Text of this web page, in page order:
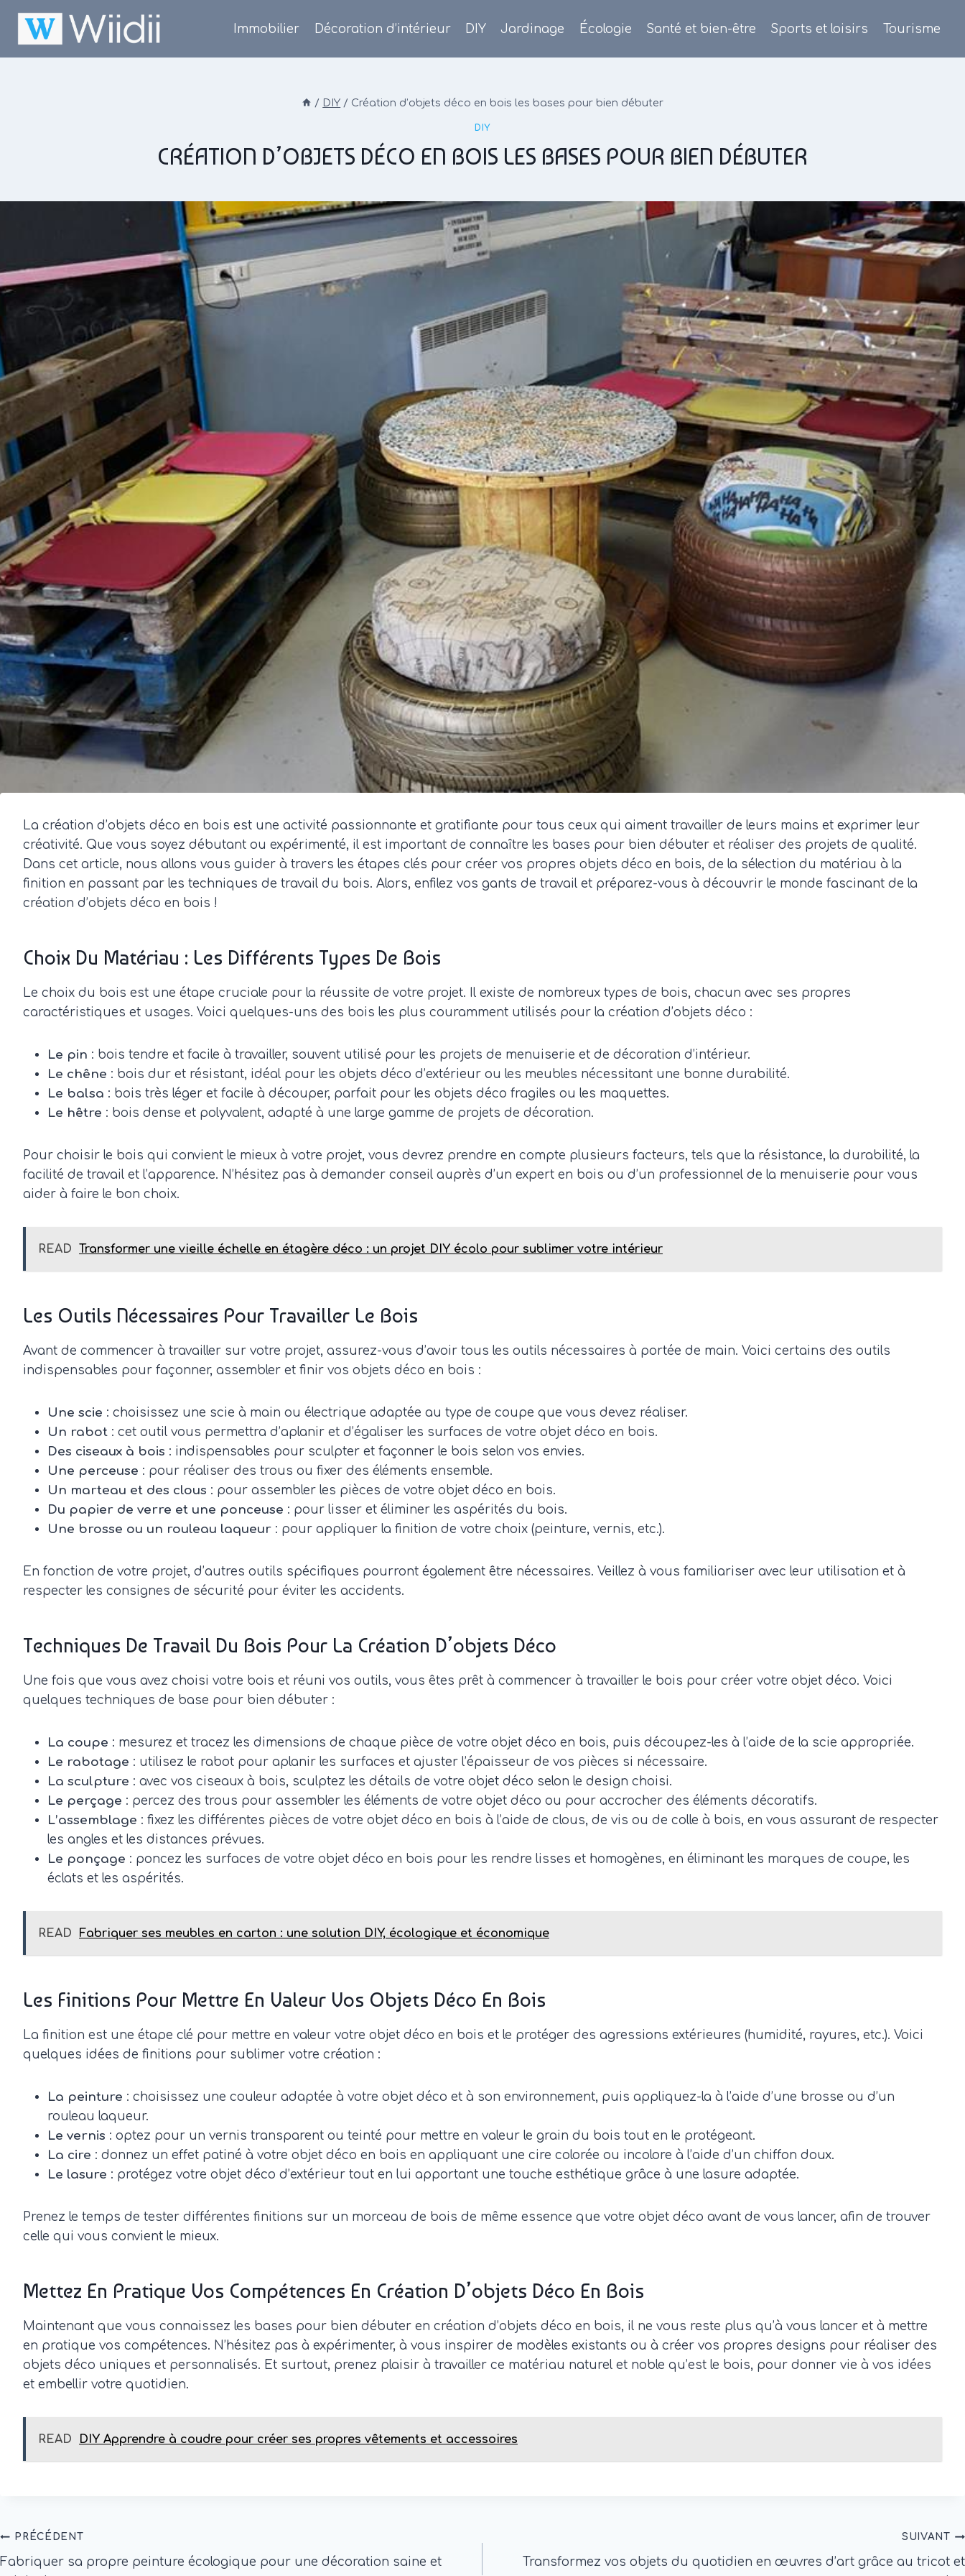
content
Immobilier Décoration d’intérieur DIY Jardinage Écologie Santé et bien-être Sports et loisirs Tourisme
/ DIY / Création d’objets déco en bois les bases pour bien débuter
DIY
CRÉATION D’OBJETS DÉCO EN BOIS LES BASES POUR BIEN DÉBUTER
La création d’objets déco en bois est une activité passionnante et gratifiante pour tous ceux qui aiment travailler de leurs mains et exprimer leur
créativité. Que vous soyez débutant ou expérimenté, il est important de connaître les bases pour bien débuter et réaliser des projets de qualité.
Dans cet article, nous allons vous guider à travers les étapes clés pour créer vos propres objets déco en bois, de la sélection du matériau à la
finition en passant par les techniques de travail du bois. Alors, enfilez vos gants de travail et préparez-vous à découvrir le monde fascinant de la
création d’objets déco en bois !
Choix Du Matériau : Les Différents Types De Bois
Le choix du bois est une étape cruciale pour la réussite de votre projet. Il existe de nombreux types de bois, chacun avec ses propres
caractéristiques et usages. Voici quelques-uns des bois les plus couramment utilisés pour la création d’objets déco :
Le pin : bois tendre et facile à travailler, souvent utilisé pour les projets de menuiserie et de décoration d’intérieur.
Le chêne : bois dur et résistant, idéal pour les objets déco d’extérieur ou les meubles nécessitant une bonne durabilité.
Le balsa : bois très léger et facile à découper, parfait pour les objets déco fragiles ou les maquettes.
Le hêtre : bois dense et polyvalent, adapté à une large gamme de projets de décoration.
Pour choisir le bois qui convient le mieux à votre projet, vous devrez prendre en compte plusieurs facteurs, tels que la résistance, la durabilité, la
facilité de travail et l’apparence. N’hésitez pas à demander conseil auprès d’un expert en bois ou d’un professionnel de la menuiserie pour vous
aider à faire le bon choix.
READ Transformer une vieille échelle en étagère déco : un projet DIY écolo pour sublimer votre intérieur
Les Outils Nécessaires Pour Travailler Le Bois
Avant de commencer à travailler sur votre projet, assurez-vous d’avoir tous les outils nécessaires à portée de main. Voici certains des outils
indispensables pour façonner, assembler et finir vos objets déco en bois :
Une scie : choisissez une scie à main ou électrique adaptée au type de coupe que vous devez réaliser.
Un rabot : cet outil vous permettra d’aplanir et d’égaliser les surfaces de votre objet déco en bois.
Des ciseaux à bois : indispensables pour sculpter et façonner le bois selon vos envies.
Une perceuse : pour réaliser des trous ou fixer des éléments ensemble.
Un marteau et des clous : pour assembler les pièces de votre objet déco en bois.
Du papier de verre et une ponceuse : pour lisser et éliminer les aspérités du bois.
Une brosse ou un rouleau laqueur : pour appliquer la finition de votre choix (peinture, vernis, etc.).
En fonction de votre projet, d’autres outils spécifiques pourront également être nécessaires. Veillez à vous familiariser avec leur utilisation et à
respecter les consignes de sécurité pour éviter les accidents.
Techniques De Travail Du Bois Pour La Création D’objets Déco
Une fois que vous avez choisi votre bois et réuni vos outils, vous êtes prêt à commencer à travailler le bois pour créer votre objet déco. Voici
quelques techniques de base pour bien débuter :
La coupe : mesurez et tracez les dimensions de chaque pièce de votre objet déco en bois, puis découpez-les à l’aide de la scie appropriée.
Le rabotage : utilisez le rabot pour aplanir les surfaces et ajuster l’épaisseur de vos pièces si nécessaire.
La sculpture : avec vos ciseaux à bois, sculptez les détails de votre objet déco selon le design choisi.
Le perçage : percez des trous pour assembler les éléments de votre objet déco ou pour accrocher des éléments décoratifs.
L’assemblage : fixez les différentes pièces de votre objet déco en bois à l’aide de clous, de vis ou de colle à bois, en vous assurant de respecter
les angles et les distances prévues.
Le ponçage : poncez les surfaces de votre objet déco en bois pour les rendre lisses et homogènes, en éliminant les marques de coupe, les
éclats et les aspérités.
READ Fabriquer ses meubles en carton : une solution DIY, écologique et économique
Les Finitions Pour Mettre En Valeur Vos Objets Déco En Bois
La finition est une étape clé pour mettre en valeur votre objet déco en bois et le protéger des agressions extérieures (humidité, rayures, etc.). Voici
quelques idées de finitions pour sublimer votre création :
La peinture : choisissez une couleur adaptée à votre objet déco et à son environnement, puis appliquez-la à l’aide d’une brosse ou d’un
rouleau laqueur.
Le vernis : optez pour un vernis transparent ou teinté pour mettre en valeur le grain du bois tout en le protégeant.
La cire : donnez un effet patiné à votre objet déco en bois en appliquant une cire colorée ou incolore à l’aide d’un chiffon doux.
Le lasure : protégez votre objet déco d’extérieur tout en lui apportant une touche esthétique grâce à une lasure adaptée.
Prenez le temps de tester différentes finitions sur un morceau de bois de même essence que votre objet déco avant de vous lancer, afin de trouver
celle qui vous convient le mieux.
Mettez En Pratique Vos Compétences En Création D’objets Déco En Bois
Maintenant que vous connaissez les bases pour bien débuter en création d’objets déco en bois, il ne vous reste plus qu’à vous lancer et à mettre
en pratique vos compétences. N’hésitez pas à expérimenter, à vous inspirer de modèles existants ou à créer vos propres designs pour réaliser des
objets déco uniques et personnalisés. Et surtout, prenez plaisir à travailler ce matériau naturel et noble qu’est le bois, pour donner vie à vos idées
et embellir votre quotidien.
READ DIY Apprendre à coudre pour créer ses propres vêtements et accessoires
Navigation
De
PRÉCÉDENT
Fabriquer sa propre peinture écologique pour une décoration saine et
SUIVANT
Transformez vos objets du quotidien en œuvres d’art grâce au tricot et